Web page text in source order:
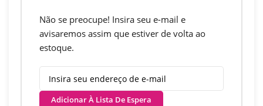
Não se preocupe! Insira seu e-mail e
avisaremos assim que estiver de volta ao
estoque.
Adicionar À Lista De Espera